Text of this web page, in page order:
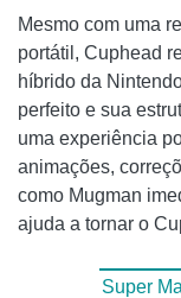
Mesmo com uma
portátil, Cuphead
híbrido da
perfeito e sua
uma experiência
animações,
como Mugman
ajuda a tornar o
Super